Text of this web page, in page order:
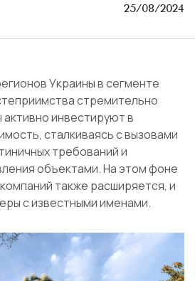
25/08/2024
Украины в сегменте
стремительно
инвестируют в
сталкиваясь с вызовами
требований и
объектами. На этом фоне
также расширяется, и
с известными именами.